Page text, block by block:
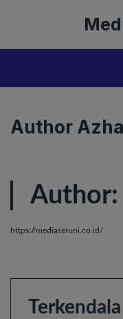
Author
Author:
https://mediaseruni.co.id/